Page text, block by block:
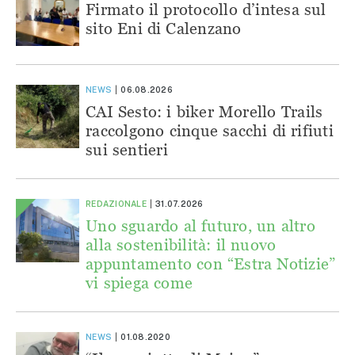
Firmato il protocollo d’intesa sul
sito Eni di Calenzano
NEWS 06.08.2026
CAI Sesto: i biker Morello Trails
raccolgono cinque sacchi di rifiuti
sui sentieri
REDAZIONALE 31.07.2026
Uno sguardo al futuro, un altro
alla sostenibilità: il nuovo
appuntamento con “Estra Notizie”
vi spiega come
NEWS 01.08.2020